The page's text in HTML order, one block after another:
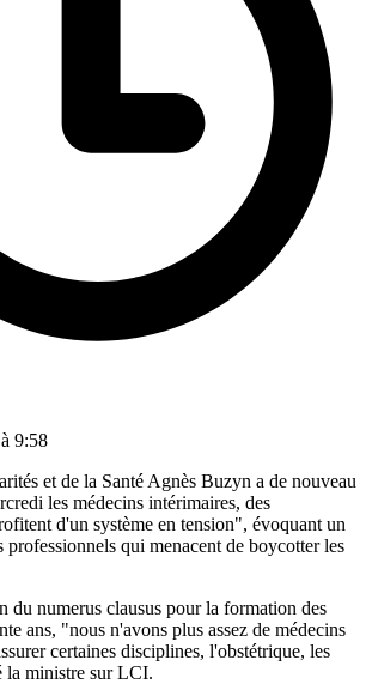
9:58
et de la Santé Agnès Buzyn a de nouveau
les médecins intérimaires, des
d'un système en tension", évoquant un
professionnels qui menacent de boycotter les
du numerus clausus pour la formation des
ans, "nous n'avons plus assez de médecins
certaines disciplines, l'obstétrique, les
la ministre sur LCI.